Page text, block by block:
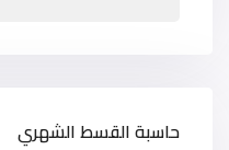
حاسبة القسط الشهري